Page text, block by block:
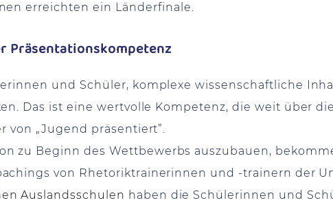
erreichten ein Länderfinale.
Präsentationskompetenz
und Schüler, komplexe wissenschaftliche
Das ist eine wertvolle Kompetenz, die weit über
von „Jugend präsentiert”.
zu Beginn des Wettbewerbs auszubauen,
von Rhetoriktrainerinnen und -trainern der
Auslandsschulen haben die Schülerinnen und